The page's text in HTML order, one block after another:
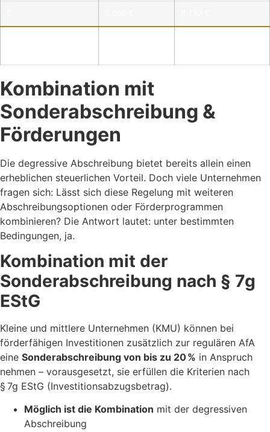
Kombination mit
Sonderabschreibung &
Förderungen
Die degressive Abschreibung bietet bereits allein einen
erheblichen steuerlichen Vorteil. Doch viele Unternehmen
fragen sich: Lässt sich diese Regelung mit weiteren
Abschreibungsoptionen oder Förderprogrammen
kombinieren? Die Antwort lautet: unter bestimmten
Bedingungen, ja.
Kombination mit der
Sonderabschreibung nach § 7g
EStG
Kleine und mittlere Unternehmen (KMU) können bei
förderfähigen Investitionen zusätzlich zur regulären AfA
eine Sonderabschreibung von bis zu 20 % in Anspruch
nehmen – vorausgesetzt, sie erfüllen die Kriterien nach
§ 7g EStG (Investitionsabzugsbetrag).
Möglich ist die Kombination mit der degressiven
Abschreibung